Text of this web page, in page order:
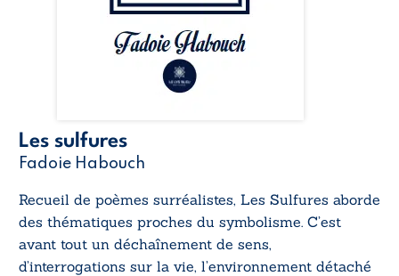
Les sulfures
Fadoie Habouch
Recueil de poèmes surréalistes, Les Sulfures aborde
des thématiques proches du symbolisme. C’est
avant tout un déchaînement de sens,
d’interrogations sur la vie, l’environnement détaché